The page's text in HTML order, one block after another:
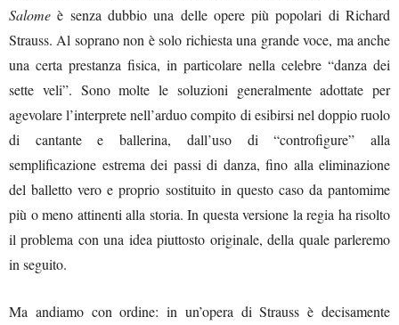
Salome è senza dubbio una delle opere più popolari di Richard
Strauss. Al soprano non è solo richiesta una grande voce, ma anche
una certa prestanza fisica, in particolare nella celebre “danza dei
sette veli”. Sono molte le soluzioni generalmente adottate per
agevolare l’interprete nell’arduo compito di esibirsi nel doppio ruolo
di cantante e ballerina, dall’uso di “controfigure” alla
semplificazione estrema dei passi di danza, fino alla eliminazione
del balletto vero e proprio sostituito in questo caso da pantomime
più o meno attinenti alla storia. In questa versione la regia ha risolto
il problema con una idea piuttosto originale, della quale parleremo
in seguito.
Ma andiamo con ordine: in un’opera di Strauss è decisamente